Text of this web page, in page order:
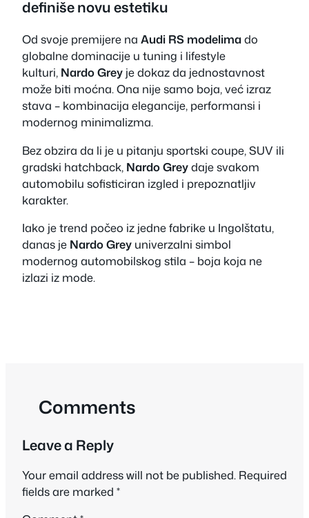
definiše novu estetiku
Od svoje premijere na Audi RS modelimado
globalne dominacije u tuning i lifestyle
kulturi, Nardo Grey je dokaz da jednostavnost
može biti moćna. Ona nije samo boja, već izraz
stava – kombinacija elegancije, performansi i
modernog minimalizma.
Bez obzira da li je u pitanju sportski coupe, SUV ili
gradski hatchback, Nardo Greydaje svakom
automobilu sofisticiran izgled i prepoznatljiv
karakter.
Iako je trend počeo iz jedne fabrike u Ingolštatu,
danas je Nardo Grey univerzalni simbol
modernog automobilskog stila – boja koja ne
izlazi iz mode.
Comments
Leave a Reply
Your email address will not be published. Required
fields are marked *